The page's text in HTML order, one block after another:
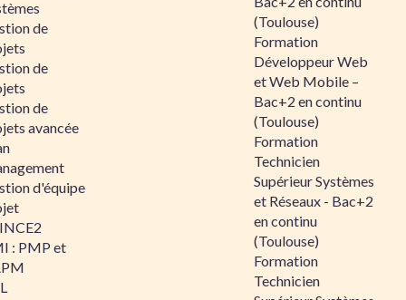
de
de
de
avancée
d'équipe
: PMP et
(Toulouse)
Formation
Développeur Web
et Web Mobile –
Bac+2 en continu
(Toulouse)
Formation
Technicien
Supérieur Systèmes
et Réseaux - Bac+2
en continu
(Toulouse)
Formation
Technicien